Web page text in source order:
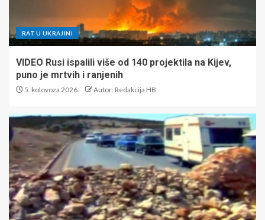
RAT U UKRAJINI
VIDEO Rusi ispalili više od 140 projektila na Kijev,
puno je mrtvih i ranjenih
5. kolovoza 2026. Autor: Redakcija HB